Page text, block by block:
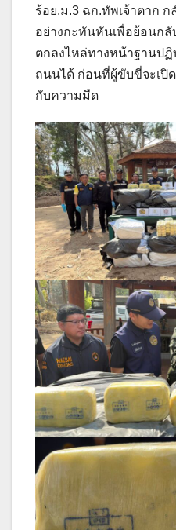
ร้อย.ม.3 ฉก.ทัพเจ้าตาก
อย่างกะทันหันเพื่อย้อนกลั
ตกลงไหล่ทางหน้าฐานป
ถนนได้ ก่อนที่ผู้ขับขี่จะเปิ
กับความมืด